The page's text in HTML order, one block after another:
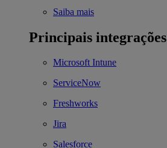
Saiba mais
Principais integrações
Microsoft Intune
ServiceNow
Freshworks
Jira
Salesforce